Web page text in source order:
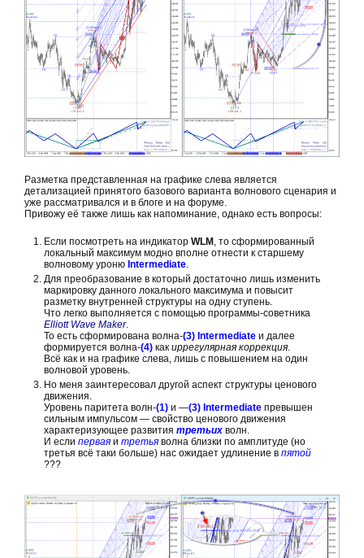
Разметка представленная на графике слева является
детализацией принятого базового варианта волнового сценария и
уже рассматривался и в блоге и на форуме.
Привожу её также лишь как напоминание, однако есть вопросы:
Если посмотреть на индикатор WLM , то сформированный
локальный максимум модно вполне отнести к старшему
волновому уроню Intermediate.
Для преобразование в который достаточно лишь изменить
маркировку данного локального максимума и повысит
разметку внутренней структуры на одну ступень.
Что легко выполняется с помощью программы-советника
Elliott Wave Maker.
То есть сформирована волна-(3) Intermediate и далее
формируется волна-(4) как иррегулярная коррекция.
Всё как и на графике слева, лишь с повышением на один
волновой уровень.
Но меня заинтересовал другой аспект структуры ценового
движения.
Уровень паритета волн-(1) и —(3) Intermediate превышен
сильным импульсом — свойство ценового движения
характеризующее развития третьих волн.
И если первая и третья волна близки по амплитуде (но
третья всё таки больше) нас ожидает удлинение в пятой
???